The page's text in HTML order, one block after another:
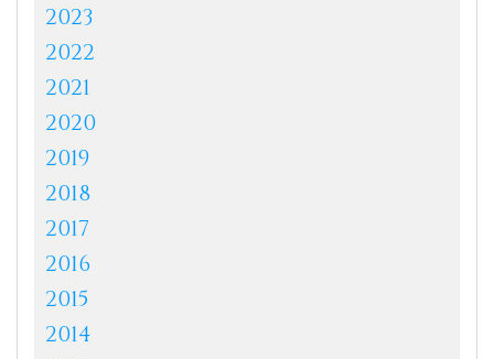
2023
2022
2021
2020
2019
2018
2017
2016
2015
2014